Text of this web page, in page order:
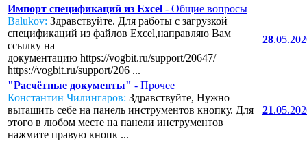
Импорт спецификаций из Excel - Общие вопросы
Balukov: Здравствуйте. Для работы с загрузкой
спецификаций из файлов Excel,направляю Вам
ссылку на
документацию https://vogbit.ru/support/20647/
https://vogbit.ru/support/206 ...
28
"Расчётные документы" - Прочее
Константин Чилингаров: Здравствуйте, Нужно
вытащить себе на панель инструментов кнопку. Для
этого в любом месте на панели инструментов
нажмите правую кнопк ...
21